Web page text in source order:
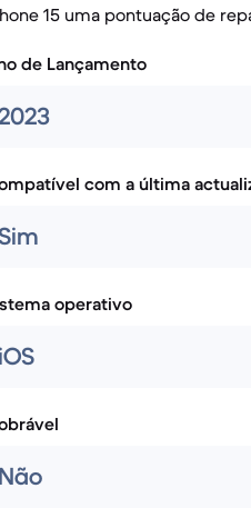
15 uma pontuação de
de Lançamento
com a última
operativo
iOS
Não